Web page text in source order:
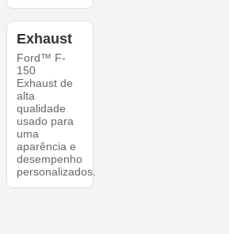
Exhaust
Ford™ F-
150
Exhaust de
alta
qualidade
usado para
uma
aparência e
desempenho
personalizados.